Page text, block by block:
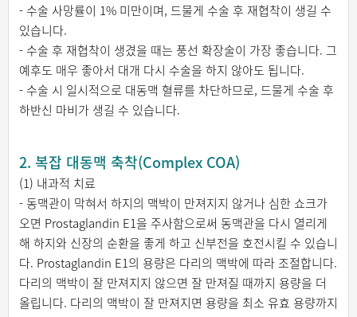
- 수술 사망률이 1% 미만이며, 드물게 수술 후 재협착이 생길 수
있습니다.
- 수술 후 재협착이 생겼을 때는 풍선 확장술이 가장 좋습니다. 그
예후도 매우 좋아서 대개 다시 수술을 하지 않아도 됩니다.
- 수술 시 일시적으로 대동맥 혈류를 차단하므로, 드물게 수술 후
하반신 마비가 생길 수 있습니다.
2. 복잡 대동맥 축착(Complex COA)
(1) 내과적 치료
- 동맥관이 막혀서 하지의 맥박이 만져지지 않거나 심한 쇼크가
오면 Prostaglandin E1을 주사함으로써 동맥관을 다시 열리게
해 하지와 신장의 순환을 좋게 하고 신부전을 호전시킬 수 있습니
다. Prostaglandin E1의 용량은 다리의 맥박에 따라 조절합니다.
다리의 맥박이 잘 만져지지 않으면 잘 만져질 때까지 용량을 더
올립니다. 다리의 맥박이 잘 만져지면 용량을 최소 유효 용량까지